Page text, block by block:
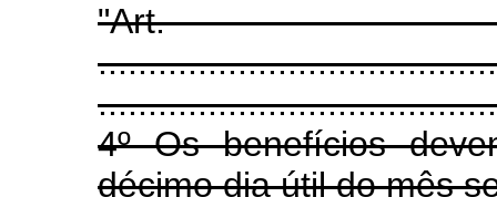
4º Os benefícios
décimo dia útil do mês